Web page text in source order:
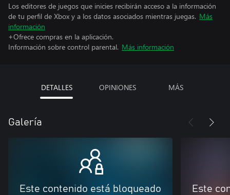
Los editores de juegos que inicies recibirán acceso a la información
de tu perfil de Xbox y a los datos asociados mientras juegas. Más
información
+Ofrece compras en la aplicación.
Información sobre control parental. Más información
DETALLES OPINIONES MÁS
Galería
Este contenido está bloqueado Este